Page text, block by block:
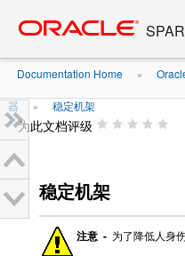
content
Documentation Home »
器 » 稳定机架
为此文档评级
稳定机架
注意 - 为了降低人身